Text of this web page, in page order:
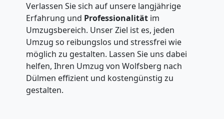
Verlassen Sie sich auf unsere langjährige
Erfahrung und Professionalität im
Umzugsbereich. Unser Ziel ist es, jeden
Umzug so reibungslos und stressfrei wie
möglich zu gestalten. Lassen Sie uns dabei
helfen, Ihren Umzug von Wolfsberg nach
Dülmen effizient und kostengünstig zu
gestalten.